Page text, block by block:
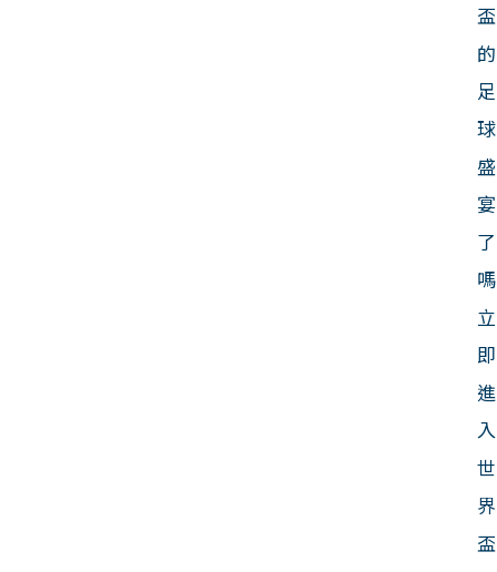
盃
的
足
球
盛
宴
了
立
即
進
入
世
界
盃